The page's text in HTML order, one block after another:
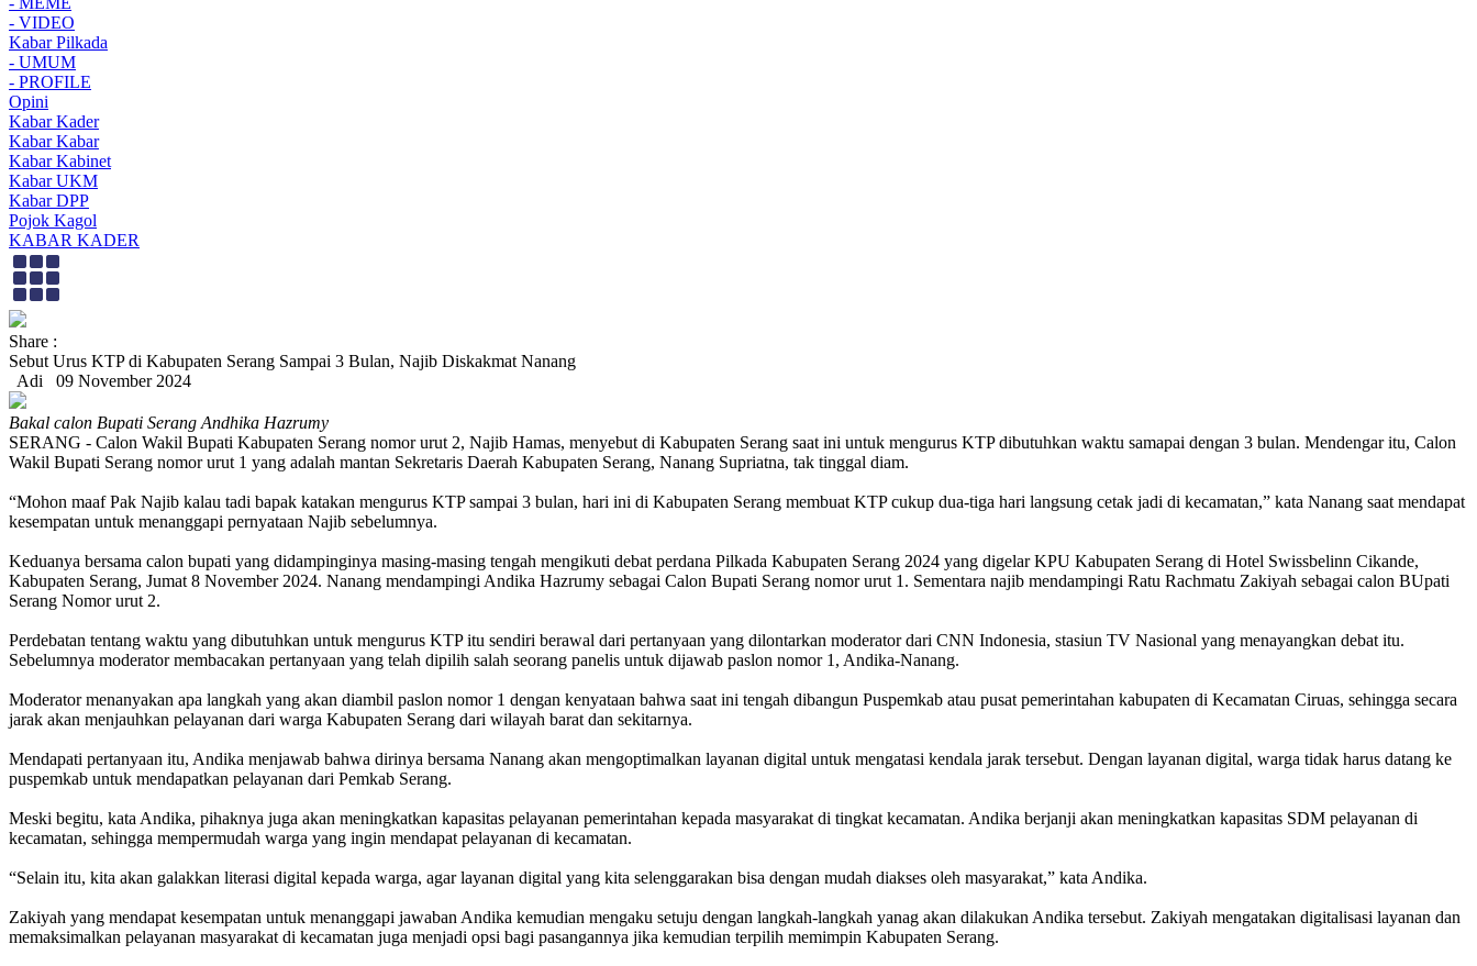
- VIDEO
Kabar Pilkada
- UMUM
- PROFILE
Opini
Kabar Kader
Kabar Kabar
Kabar Kabinet
Kabar UKM
Kabar DPP
Pojok Kagol
KABAR KADER
Share :
Sebut Urus KTP di Kabupaten Serang Sampai 3 Bulan, Najib Diskakmat Nanang
Adi
09 November 2024
Bakal calon Bupati Serang Andhika Hazrumy
SERANG - Calon Wakil Bupati Kabupaten Serang nomor urut 2, Najib Hamas, menyebut di Kabupaten Serang saat ini untuk mengurus KTP dibutuhkan waktu samapai dengan 3 bulan. Mendengar itu, Calon
Wakil Bupati Serang nomor urut 1 yang adalah mantan Sekretaris Daerah Kabupaten Serang, Nanang Supriatna, tak tinggal diam.
“Mohon maaf Pak Najib kalau tadi bapak katakan mengurus KTP sampai 3 bulan, hari ini di Kabupaten Serang membuat KTP cukup dua-tiga hari langsung cetak jadi di kecamatan,” kata Nanang saat mendapat
kesempatan untuk menanggapi pernyataan Najib sebelumnya.
Keduanya bersama calon bupati yang didampinginya masing-masing tengah mengikuti debat perdana Pilkada Kabupaten Serang 2024 yang digelar KPU Kabupaten Serang di Hotel Swissbelinn Cikande,
Kabupaten Serang, Jumat 8 November 2024. Nanang mendampingi Andika Hazrumy sebagai Calon Bupati Serang nomor urut 1. Sementara najib mendampingi Ratu Rachmatu Zakiyah sebagai calon BUpati
Serang Nomor urut 2.
Perdebatan tentang waktu yang dibutuhkan untuk mengurus KTP itu sendiri berawal dari pertanyaan yang dilontarkan moderator dari CNN Indonesia, stasiun TV Nasional yang menayangkan debat itu.
Sebelumnya moderator membacakan pertanyaan yang telah dipilih salah seorang panelis untuk dijawab paslon nomor 1, Andika-Nanang.
Moderator menanyakan apa langkah yang akan diambil paslon nomor 1 dengan kenyataan bahwa saat ini tengah dibangun Puspemkab atau pusat pemerintahan kabupaten di Kecamatan Ciruas, sehingga secara
jarak akan menjauhkan pelayanan dari warga Kabupaten Serang dari wilayah barat dan sekitarnya.
Mendapati pertanyaan itu, Andika menjawab bahwa dirinya bersama Nanang akan mengoptimalkan layanan digital untuk mengatasi kendala jarak tersebut. Dengan layanan digital, warga tidak harus datang ke
puspemkab untuk mendapatkan pelayanan dari Pemkab Serang.
Meski begitu, kata Andika, pihaknya juga akan meningkatkan kapasitas pelayanan pemerintahan kepada masyarakat di tingkat kecamatan. Andika berjanji akan meningkatkan kapasitas SDM pelayanan di
kecamatan, sehingga mempermudah warga yang ingin mendapat pelayanan di kecamatan.
“Selain itu, kita akan galakkan literasi digital kepada warga, agar layanan digital yang kita selenggarakan bisa dengan mudah diakses oleh masyarakat,” kata Andika.
Zakiyah yang mendapat kesempatan untuk menanggapi jawaban Andika kemudian mengaku setuju dengan langkah-langkah yanag akan dilakukan Andika tersebut. Zakiyah mengatakan digitalisasi layanan dan
memaksimalkan pelayanan masyarakat di kecamatan juga menjadi opsi bagi pasangannya jika kemudian terpilih memimpin Kabupaten Serang.